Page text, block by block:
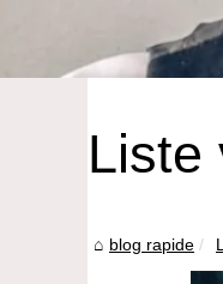
Liste
blog rapide